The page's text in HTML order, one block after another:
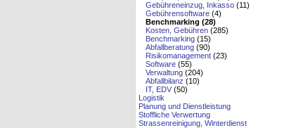
Gebühreneinzug, Inkasso (11)
Gebührensoftware (4)
Benchmarking (28)
Kosten, Gebühren (285)
Benchmarking (15)
Abfallberatung (90)
Risikomanagement (23)
Software (55)
Verwaltung (204)
Abfallbilanz (10)
IT, EDV (50)
Logistik
Planung und Dienstleistung
Stoffliche Verwertung
Strassenreinigung, Winterdienst